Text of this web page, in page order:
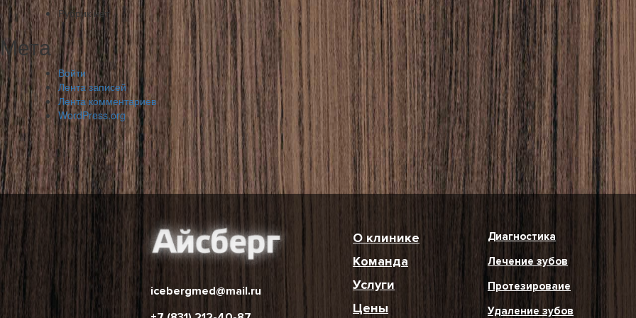
Рубрик нет
Мета
Войти
Лента записей
Лента комментариев
WordPress.org
icebergmed@mail.ru
О клинике
Команда
Услуги
Цены
Диагностика
Лечение зубов
Протезироваие
Удаление зубов